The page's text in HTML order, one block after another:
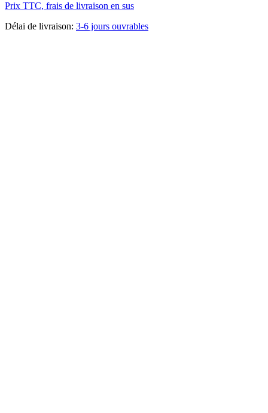
Prix TTC, frais de livraison en sus
Délai de livraison: 3-6 jours ouvrables